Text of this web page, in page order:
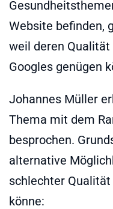
Website befinden,
weil deren
Googles genügen
Johannes Müller
Thema mit dem
besprochen.
alternative
schlechter
könne: